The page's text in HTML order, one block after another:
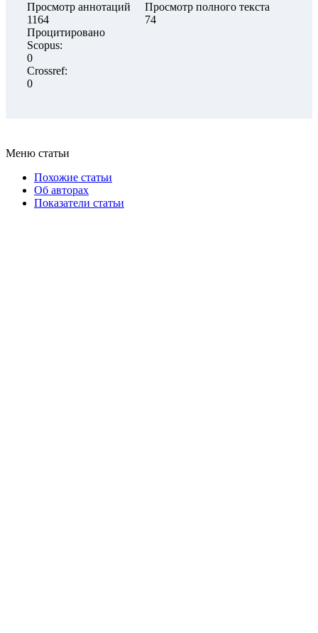
Просмотр аннотаций
1164
Просмотр полного текста
74
Процитировано
Scopus:
0
Crossref:
0
Меню статьи
Похожие статьи
Об авторах
Показатели статьи